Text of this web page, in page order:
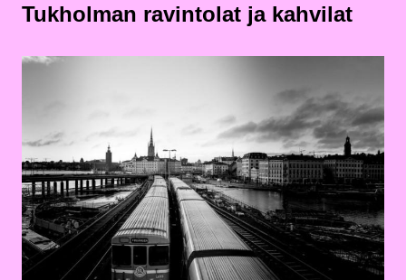
Tukholman ravintolat ja kahvilat